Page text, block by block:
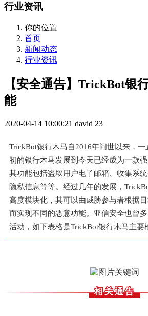
行业资讯
你的位置
首页
新闻动态
行业资讯
【安全通告】TrickBot银
能
2020-04-14 10:00:21 david 23
TrickBot银行木马自2016年问世以来，
初的银行木马发展到今天已经成为一款
其功能包括盗取用户电子邮箱、收集系
隐私信息等等。经过几年的发展，
高度模块化，其可以由威胁参与者根据
而实现不同的恶意功能。亚信安全也曾
活动，如下表格是TrickBot银行木马主要
相关通告